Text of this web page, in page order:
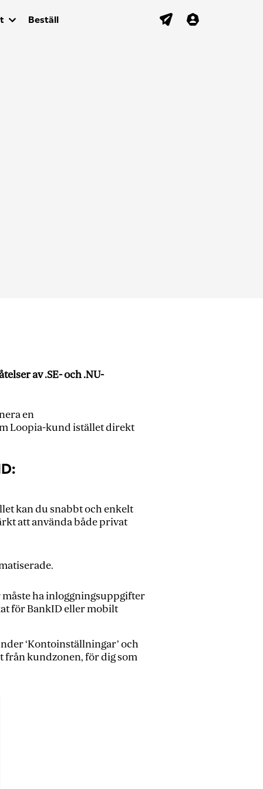
Beställ
av .SE- och .NU-
en
Loopia-kund istället direkt
kan du snabbt och enkelt
att använda både privat
ha inloggningsuppgifter
för BankID eller mobilt
‘Kontoinställningar’ och
från kundzonen, för dig som